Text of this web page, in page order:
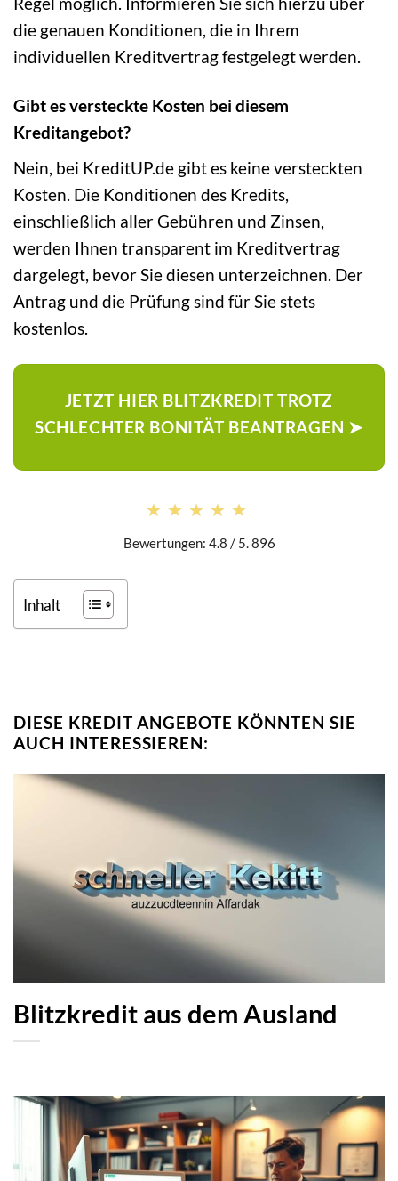
die genauen Konditionen, die in Ihrem
individuellen Kreditvertrag festgelegt werden.
Gibt es versteckte Kosten bei diesem
Kreditangebot?
Nein, bei KreditUP.de gibt es keine versteckten
Kosten. Die Konditionen des Kredits,
einschließlich aller Gebühren und Zinsen,
werden Ihnen transparent im Kreditvertrag
dargelegt, bevor Sie diesen unterzeichnen. Der
Antrag und die Prüfung sind für Sie stets
kostenlos.
JETZT HIER BLITZKREDIT TROTZ
SCHLECHTER BONITÄT BEANTRAGEN ➤
★★★★★
★★★★★
Bewertungen: 4.8 / 5. 896
Inhalt
DIESE KREDIT ANGEBOTE KÖNNTEN SIE
AUCH INTERESSIEREN:
Blitzkredit aus dem Ausland